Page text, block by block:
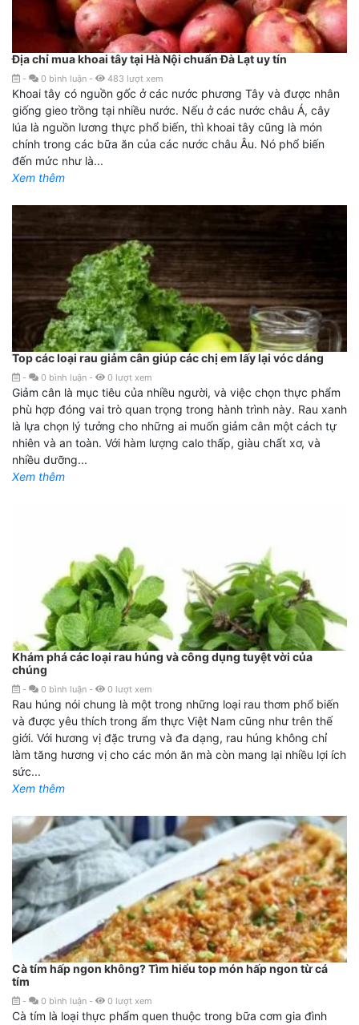
Địa chỉ mua khoai tây tại Hà Nội chuẩn Đà Lạt uy tín
- 0 bình luận - 483 lượt xem
Khoai tây có nguồn gốc ở các nước phương Tây và được nhân
giống gieo trồng tại nhiều nước. Nếu ở các nước châu Á, cây
lúa là nguồn lương thực phổ biến, thì khoai tây cũng là món
chính trong các bữa ăn của các nước châu Âu. Nó phổ biến
đến mức như là...
Xem thêm
Top các loại rau giảm cân giúp các chị em lấy lại vóc dáng
- 0 bình luận - 0 lượt xem
Giảm cân là mục tiêu của nhiều người, và việc chọn thực phẩm
phù hợp đóng vai trò quan trọng trong hành trình này. Rau xanh
là lựa chọn lý tưởng cho những ai muốn giảm cân một cách tự
nhiên và an toàn. Với hàm lượng calo thấp, giàu chất xơ, và
nhiều dưỡng...
Xem thêm
Khám phá các loại rau húng và công dụng tuyệt vời của
chúng
- 0 bình luận - 0 lượt xem
Rau húng nói chung là một trong những loại rau thơm phổ biến
và được yêu thích trong ẩm thực Việt Nam cũng như trên thế
giới. Với hương vị đặc trưng và đa dạng, rau húng không chỉ
làm tăng hương vị cho các món ăn mà còn mang lại nhiều lợi ích
sức...
Xem thêm
Cà tím hấp ngon không? Tìm hiểu top món hấp ngon từ cá
tím
- 0 bình luận - 0 lượt xem
Cà tím là loại thực phẩm quen thuộc trong bữa cơm gia đình